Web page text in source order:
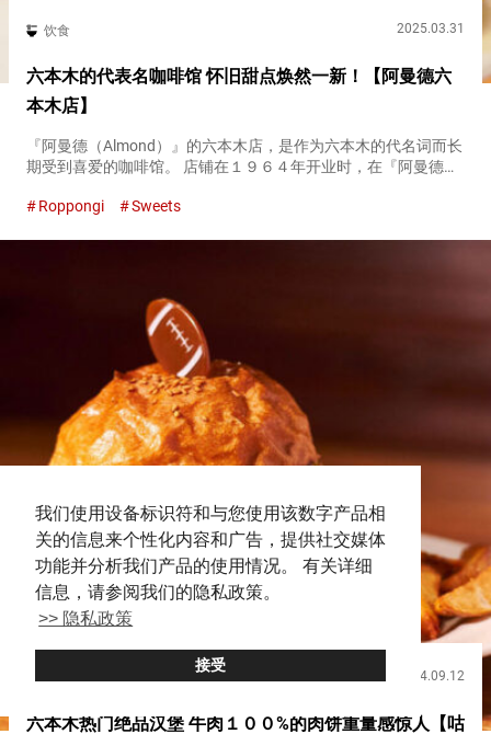
我们使用设备标识符和与您使用该数字产品相
关的信息来个性化内容和广告，提供社交媒体
功能并分析我们产品的使用情况。 有关详细
信息，请参阅我们的隐私政策。
>> 隐私政策
接受
饮食 2025.03.31
六本木的代表名咖啡馆 怀旧甜点焕然一新！【阿曼德六
本木店】
『阿曼德（Almond）』的六本木店，是作为六本木的代名词而长
期受到喜爱的咖啡馆。 店铺在１９６４年开业时，在『阿曼德
了２０２４年７月，以新旧融合为主题，店铺和菜单焕然一新。
Roppongi Sweets
2024.09.12
六本木热门绝品汉堡 牛肉１００%的肉饼重量感惊人【咕